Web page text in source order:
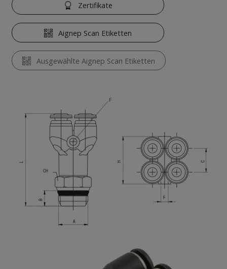
Zertifikate
Aignep Scan Etiketten
Ausgewählte Aignep Scan Etiketten